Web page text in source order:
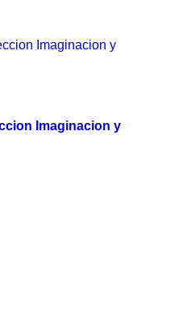
Imaginacion y